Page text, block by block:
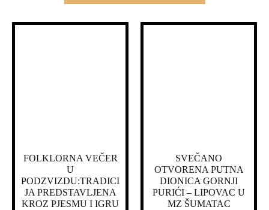
FOLKLORNA VEČER
U
PODZVIZDU:TRADICI
JA PREDSTAVLJENA
KROZ PJESMU I IGRU
SVEČANO
OTVORENA PUTNA
DIONICA GORNJI
PURIĆI – LIPOVAC U
MZ ŠUMATAC